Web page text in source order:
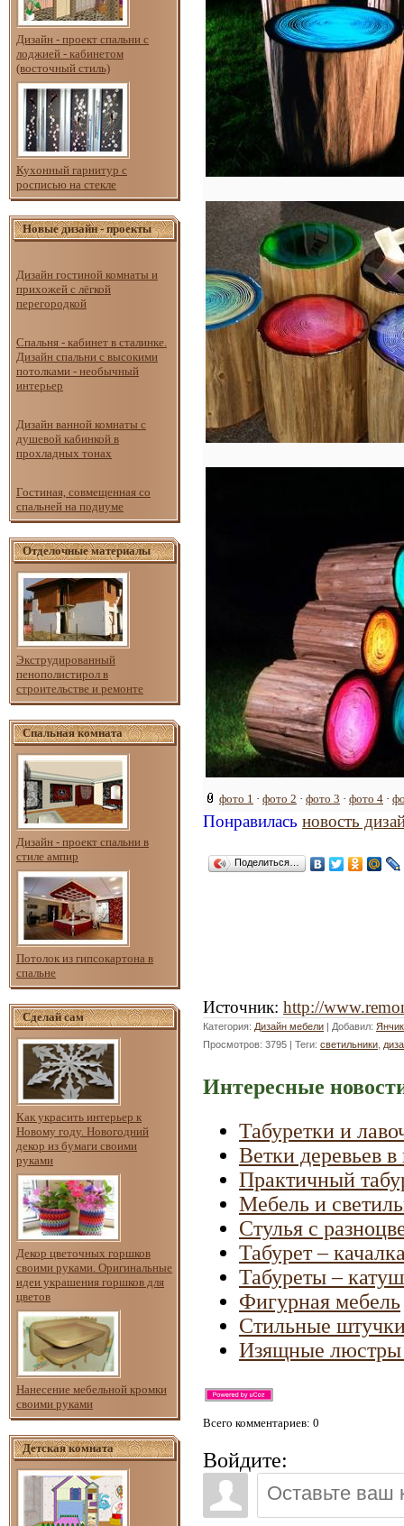
Дизайн - проект спальни с
лоджией - кабинетом
(восточный стиль)
Кухонный гарнитур с
росписью на стекле
Новые дизайн - проекты
Дизайн гостиной комнаты и
прихожей с лёгкой
перегородкой
Спальня - кабинет в сталинке.
Дизайн спальни с высокими
потолками - необычный
интерьер
Дизайн ванной комнаты с
душевой кабинкой в
прохладных тонах
Гостиная, совмещенная со
спальней на подиуме
Отделочные материалы
Экструдированный
пенополистирол в
строительстве и ремонте
Спальная комната
Дизайн - проект спальни в
стиле ампир
Потолок из гипсокартона в
спальне
Сделай сам
Как украсить интерьер к
Новому году. Новогодний
декор из бумаги своими
руками
Декор цветочных горшков
своими руками. Оригинальные
идеи украшения горшков для
цветов
Нанесение мебельной кромки
своими руками
Детская комната
фото 1 · фото 2 · фото 3 · фото 4 ·
Понравилась новость
Поделиться…
Источник: http://
Категория: Дизайн мебели | Добавил: Янчик
Просмотров: 3795 | Теги: светильники
Интересные
Табуретки и
Ветки деревьев
Практичный
Мебель и
Стулья с
Табурет –
Табуреты –
Фигурная мебель
Стильные
Изящные люстры
Всего комментариев: 0
Войдите: